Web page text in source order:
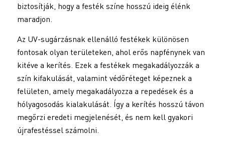
biztosítják, hogy a festék színe hosszú ideig élénk
maradjon.
Az UV-sugárzásnak ellenálló festékek különösen
fontosak olyan területeken, ahol erős napfénynek van
kitéve a kerítés. Ezek a festékek megakadályozzák a
szín kifakulását, valamint védőréteget képeznek a
felületen, amely megakadályozza a repedések és a
hólyagosodás kialakulását. Így a kerítés hosszú távon
megőrzi eredeti megjelenését, és nem kell gyakori
újrafestéssel számolni.